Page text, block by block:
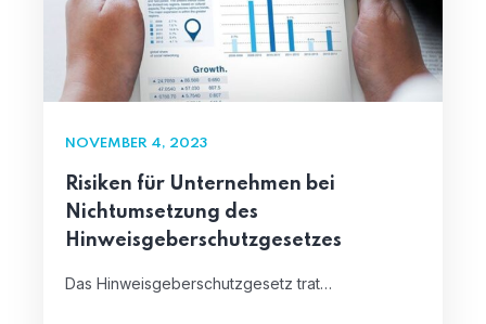
NOVEMBER 4, 2023
Risiken für Unternehmen bei
Nichtumsetzung des
Hinweisgeberschutzgesetzes
Das Hinweisgeberschutzgesetz trat…